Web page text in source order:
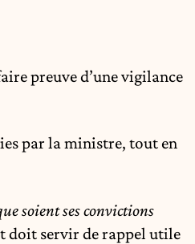
preuve d’une vigilance
par la ministre, tout en
soient ses convictions
doit servir de rappel utile